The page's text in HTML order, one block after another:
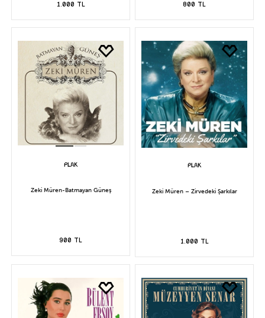
1.000 TL 800 TL
Zeki Müren-Batmayan Güneş
900 TL
Zeki Müren – Zirvedeki Şarkılar
1.000 TL